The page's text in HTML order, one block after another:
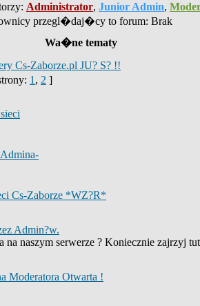
Administrator, Junior Admin,
przegl�daj�cy to forum: Brak
Wa�ne tematy
Cs-Zaborze.pl JU? S? !!
1 , 2 ]
Cs-Zaborze *WZ?R*
Admin?w.
na naszym serwerze ? Koniecznie zajrzyj
Moderatora Otwarta !